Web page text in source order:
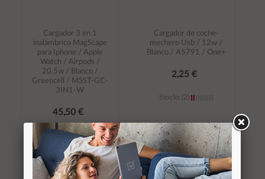
Cargador 3 en 1
inalámbrico MagScape
para Iphone / Apple
Watch / Airpods /
20.5w / Blanco /
Greencell / MSST-GC-
3IN1-W
45,50 €
Stocks (2)
Añadir al
Cargador de coche-
mechero Usb / 12w /
Blanco / A5791 / One+
2,25 €
Stocks (2)
Añadir al